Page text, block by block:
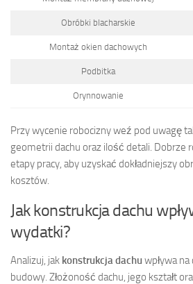
Obróbki blacharskie
Montaż okien dachowych
Podbitka
Orynnowanie
Przy wycenie robocizny weź pod uwagę
geometrii dachu oraz ilość detali. Dobrze
etapy pracy, aby uzyskać dokładniejszy
kosztów.
Jak konstrukcja dachu
wydatki?
Analizuj, jak konstrukcja dachuwpływa
budowy. Złożoność dachu, jego kształt